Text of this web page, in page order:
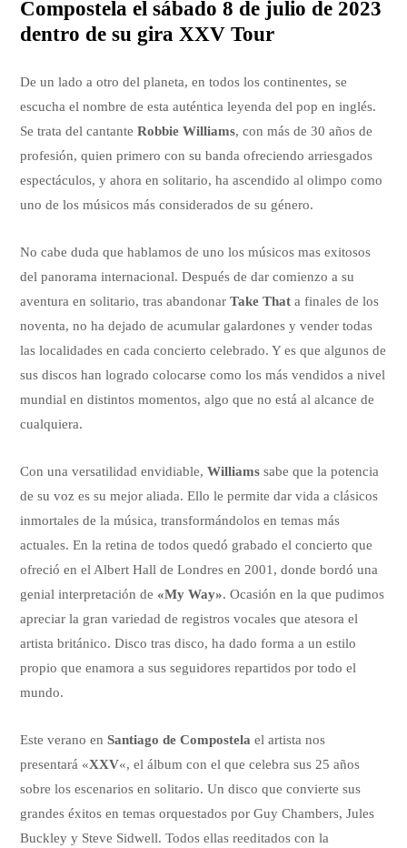
Compostela el sábado 8 de julio de 2023
dentro de su gira XXV Tour
De un lado a otro del planeta, en todos los continentes, se
escucha el nombre de esta auténtica leyenda del pop en inglés.
Se trata del cantanteRobbie Williams, con más de 30 años de
profesión, quien primero con su banda ofreciendo arriesgados
espectáculos, y ahora en solitario, ha ascendido al olimpo como
uno de los músicos más considerados de su género.
No cabe duda que hablamos de uno los músicos mas exitosos
del panorama internacional. Después de dar comienzo a su
aventura en solitario, tras abandonarTake That a finales de los
noventa, no ha dejado de acumular galardones y vender todas
las localidades en cada concierto celebrado. Y es que algunos de
sus discos han logrado colocarse como los más vendidos a nivel
mundial en distintos momentos, algo que no está al alcance de
cualquiera.
Con una versatilidad envidiable,Williams sabe que la potencia
de su voz es su mejor aliada. Ello le permite dar vida a clásicos
inmortales de la música, transformándolos en temas más
actuales. En la retina de todos quedó grabado el concierto que
ofreció en el Albert Hall de Londres en 2001, donde bordó una
genial interpretación de «My Way». Ocasión en la que pudimos
apreciar la gran variedad de registros vocales que atesora el
artista británico. Disco tras disco, ha dado forma a un estilo
propio que enamora a sus seguidores repartidos por todo el
mundo.
Este verano enSantiago de Compostelael artista nos
presentará «XXV«, el álbum con el que celebra sus 25 años
sobre los escenarios en solitario. Un disco que convierte sus
grandes éxitos en temas orquestados por Guy Chambers, Jules
Buckley y Steve Sidwell. Todos ellas reeditados con la